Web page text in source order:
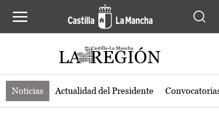
Noticias de la región de Castilla-La
Noticias Actualidad del Presidente